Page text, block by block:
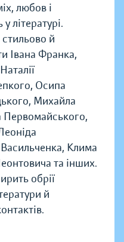
любов і
літературі.
й
Івана Франка,
Осипа
Михайла
Первомайського,
Клима
та інших.
обрії
й